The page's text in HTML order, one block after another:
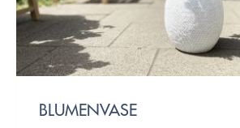
BLUMENVASE